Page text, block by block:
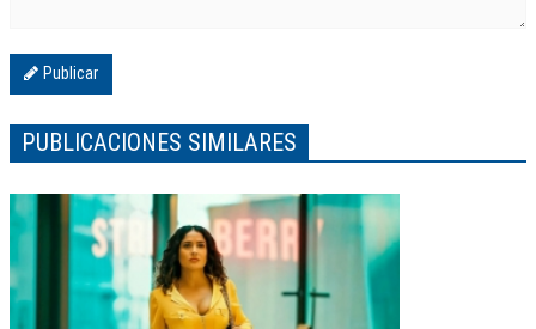
Publicar
PUBLICACIONES SIMILARES